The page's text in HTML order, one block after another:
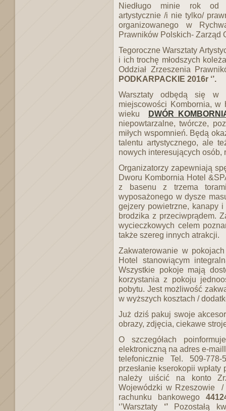
Niedługo minie rok od
artystycznie /i nie tylko/
organizowanego w
Prawników Polskich- Zarząd
Tegoroczne Warsztaty
i ich trochę młodszych
Oddział Zrzeszenia
PODKARPACKIE 2016r ‘’.
Warsztaty odbędą się
miejscowości Kombornia,
wieku DWÓR
niepowtarzalne, twórcze,
miłych wspomnień. Będą
talentu artystycznego, ale
nowych interesujących
Organizatorzy zapewniają
Dworu Kombornia Hotel
z basenu z trzema
wyposażonego w dysze
gejzery powietrzne, kanapy
brodzika z przeciwprądem.
wycieczkowych celem
także szereg innych atrakcji.
Zakwaterowanie w
Hotel stanowiącym
Wszystkie pokoje mają
korzystania z pokoju
pobytu. Jest możliwość
w wyższych kosztach /
Już dziś pakuj swoje
obrazy, zdjęcia, ciekawe
O szczegółach
elektroniczną na adres e-
telefonicznie Tel. 509-
przesłanie kserokopii
należy uiścić na konto
Wojewódzki w Rzeszowie /
rachunku bankowego
‘’Warsztaty ‘’ Pozostałą